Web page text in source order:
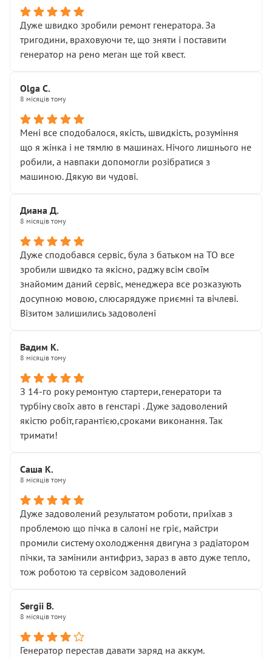
• прозорості в роботах і рахунках
• реальної діагностики, а не формального
“подивились і поїхав”
На жаль, складається враження, що сервіс працює не
Стосовно комунікації - все добре
Дуже швидко зробили ремонт генератора. За
тригодини, враховуючи те, що зняти і поставити
генератор на рено меган ще той квест.
Olga С.
8 місяців тому
Мені все сподобалося, якість, швидкість, розуміння
що я жінка і не тямлю в машинах. Нічого лишнього не
робили, а навпаки допомогли розібратися з
машиною. Дякую ви чудові.
Диана Д.
8 місяців тому
Дуже сподобався сервіс, була з батьком на ТО все
зробили швидко та якісно, раджу всім своїм
знайомим даний сервіс, менеджера все розказують
досупною мовою, слюсарядуже приємні та вічлеві.
Візитом залишились задоволені
Вадим К.
8 місяців тому
З 14-го року ремонтую стартери,генератори та
турбіну своїх авто в генстарі . Дуже задоволений
якістю робіт,гарантією,сроками виконання. Так
тримати!
Саша К.
8 місяців тому
Дуже задоволений результатом роботи, приїхав з
проблемою що пічка в салоні не гріє, майстри
промили систему охолодження двигуна з радіатором
пічки, та замінили антифриз, зараз в авто дуже тепло,
тож роботою та сервісом задоволений
Sergii B.
8 місяців тому
Генератор перестав давати заряд на аккум.